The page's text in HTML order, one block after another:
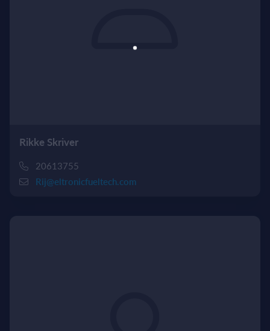
Rikke Skriver
20613755
Rij@eltronicfueltech.com